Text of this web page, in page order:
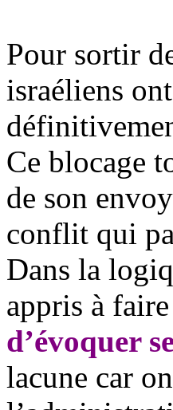
Pour sortir
israéliens
Ce blocage
de son
conflit qui
Dans la
appris à
d’évoquer
lacune car